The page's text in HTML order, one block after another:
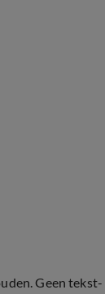
Geen tekst-